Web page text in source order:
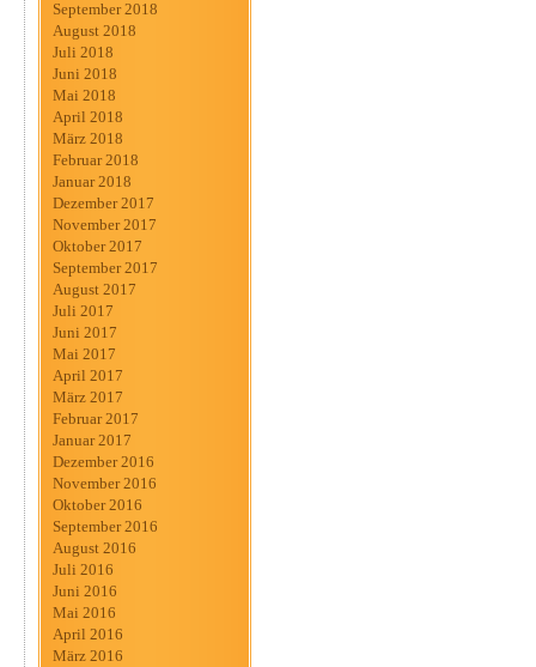
September 2018
August 2018
Juli 2018
Juni 2018
Mai 2018
April 2018
März 2018
Februar 2018
Januar 2018
Dezember 2017
November 2017
Oktober 2017
September 2017
August 2017
Juli 2017
Juni 2017
Mai 2017
April 2017
März 2017
Februar 2017
Januar 2017
Dezember 2016
November 2016
Oktober 2016
September 2016
August 2016
Juli 2016
Juni 2016
Mai 2016
April 2016
März 2016